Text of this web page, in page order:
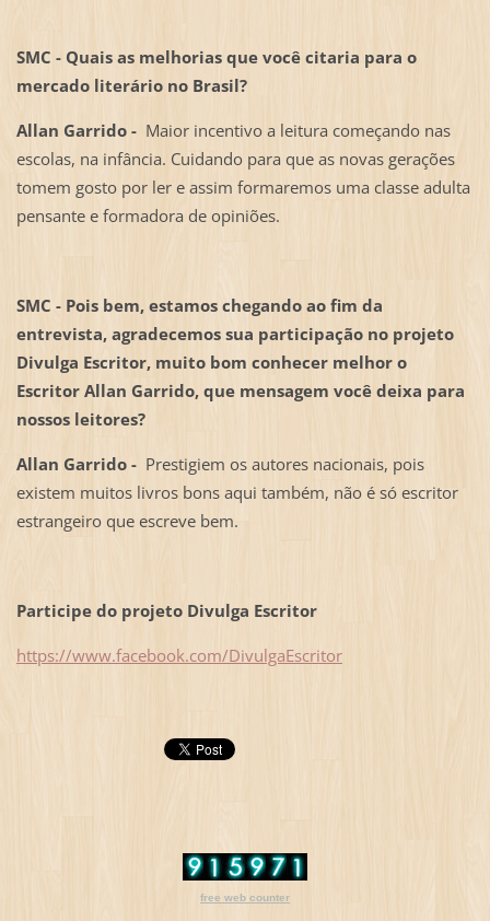
SMC - Quais as melhorias que você citaria para o
mercado literário no Brasil?
Allan Garrido -Maior incentivo a leitura começando nas
escolas, na infância. Cuidando para que as novas gerações
tomem gosto por ler e assim formaremos uma classe adulta
pensante e formadora de opiniões.
SMC - Pois bem, estamos chegando ao fim da
entrevista, agradecemos sua participação no projeto
Divulga Escritor, muito bom conhecer melhor o
Escritor Allan Garrido, que mensagem você deixa para
nossos leitores?
Allan Garrido -Prestigiem os autores nacionais, pois
existem muitos livros bons aqui também, não é só escritor
estrangeiro que escreve bem.
Participe do projeto Divulga Escritor
https://www.facebook.com/DivulgaEscritor
free web counter